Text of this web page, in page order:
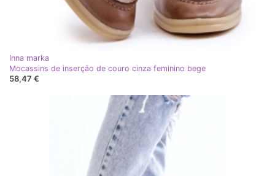
Inna marka
Mocassins de inserção de couro cinza feminino bege
58,47 €